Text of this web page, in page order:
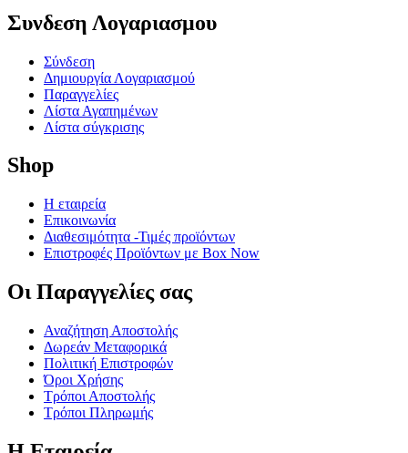
Συνδεση Λογαριασμου​
Σύνδεση
Δημιουργία Λογαριασμού
Παραγγελίες
Λίστα Αγαπημένων
Λίστα σύγκρισης
Shop
Η εταιρεία
Επικοινωνία
Διαθεσιμότητα -Τιμές προϊόντων
Επιστροφές Προϊόντων με Box Now
Οι Παραγγελίες​ σας
Αναζήτηση Αποστολής
Δωρεάν Μεταφορικά
Πολιτική Επιστροφών
Όροι Χρήσης
Τρόποι Αποστολής
Τρόποι Πληρωμής